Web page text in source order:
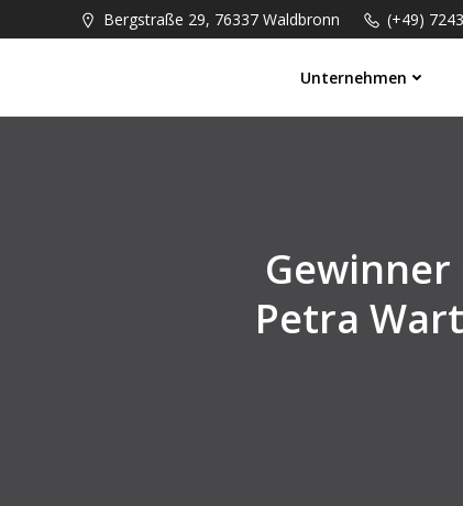
Bergstraße 29, 76337 Waldbronn (+49)
Unternehmen
Gewinner
Petra